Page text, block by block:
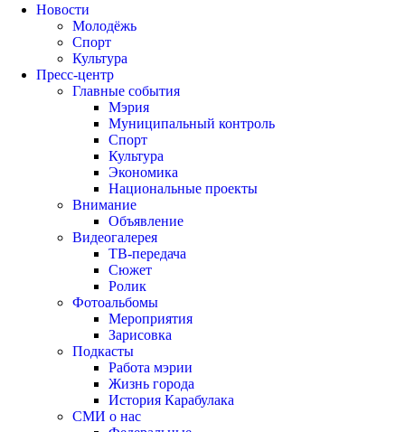
Новости
Молодёжь
Спорт
Культура
Пресс-центр
Главные события
Мэрия
Муниципальный контроль
Спорт
Культура
Экономика
Национальные проекты
Внимание
Объявление
Видеогалерея
ТВ-передача
Сюжет
Ролик
Фотоальбомы
Мероприятия
Зарисовка
Подкасты
Работа мэрии
Жизнь города
История Карабулака
СМИ о нас